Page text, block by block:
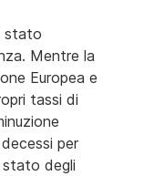
stato
Mentre la
Europea e
tassi di
per
stato degli